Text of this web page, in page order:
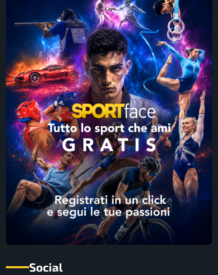
Social